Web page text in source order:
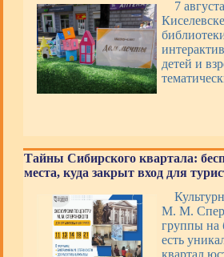
7
детей и
Тайны Сибирского квартала:
места, куда закрыт вход для
М. М.
группы на
есть
квартал